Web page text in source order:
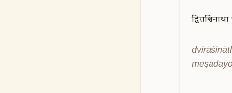
द्विराशिनाथा